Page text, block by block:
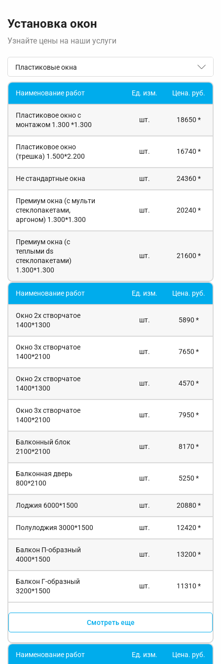
Установка окон
Узнайте цены на наши услуги
Пластиковые окна
Наименование работ Ед. изм. Цена. руб.
Пластиковое окно с
монтажом 1.300 *1.300
шт. 18650 *
Пластиковое окно
(трешка) 1.500*2.200
шт. 16740 *
Не стандартные окна шт. 24360 *
Премиум окна (с мульти
стеклопакетами,
аргоном) 1.300*1.300
шт. 20240 *
Премиум окна (с
теплыми ds
стеклопакетами)
1.300*1.300
шт. 21600 *
Наименование работ Ед. изм. Цена. руб.
Окно 2х створчатое
1400*1300
шт. 5890 *
Окно 3х створчатое
1400*2100
шт. 7650 *
Окно 2х створчатое
1400*1300
шт. 4570 *
Окно 3х створчатое
1400*2100
шт. 7950 *
Балконный блок
2100*2100
шт. 8170 *
Балконная дверь
800*2100
шт. 5250 *
Лоджия 6000*1500 шт. 20880 *
Полулоджия 3000*1500 шт. 12420 *
Балкон П-образный
4000*1500
шт. 13200 *
Балкон Г-образный
3200*1500
шт. 11310 *
Смотреть еще
Наименование работ Ед. изм. Цена. руб.